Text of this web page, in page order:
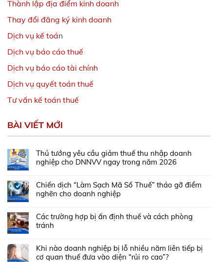
Thành lập địa điểm kinh doanh
Thay đổi đăng ký kinh doanh
Dịch vụ kế toán
Dịch vụ báo cáo thuế
Dịch vụ báo cáo tài chính
Dịch vụ quyết toán thuế
Tư vấn kế toán thuế
BÀI VIẾT MỚI
Thủ tướng yêu cầu giảm thuế thu nhập doanh
nghiệp cho DNNVV ngay trong năm 2026
Chiến dịch “Làm Sạch Mã Số Thuế” tháo gỡ điểm
nghẽn cho doanh nghiệp
Các trường hợp bị ấn định thuế và cách phòng
tránh
Khi nào doanh nghiệp bị lỗ nhiều năm liên tiếp bị
cơ quan thuế đưa vào diện “rủi ro cao”?